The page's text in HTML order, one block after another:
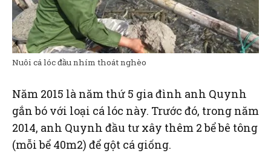
Nuôi cá lóc đầu nhím thoát nghèo
Năm 2015 là năm thứ 5 gia đình anh Quynh
gắn bó với loại cá lóc này. Trước đó, trong năm
2014, anh Quynh đầu tư xây thêm 2 bể bê tông
(mỗi bể 40m2) để gột cá giống.